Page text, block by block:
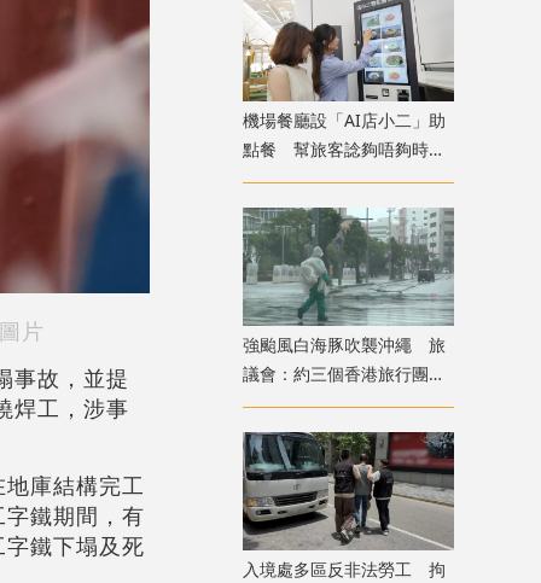
片
事故，並提
焊工，涉事
庫結構完工
鐵期間，有
鐵下塌及死
機場餐廳設「AI店小二」助
點餐 幫旅客諗夠唔夠時間
食完先上機
強颱風白海豚吹襲沖繩 旅
議會：約三個香港旅行團在
當地全部安全
入境處多區反非法勞工 拘